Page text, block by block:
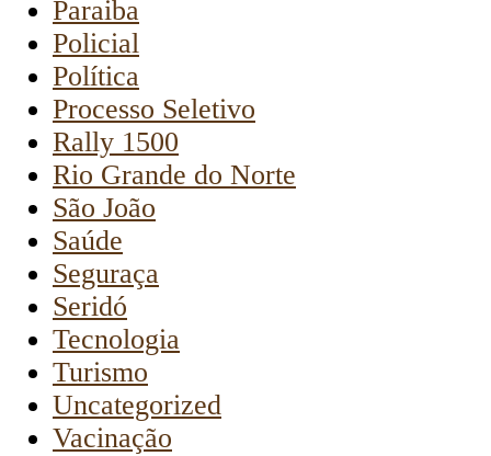
Paraiba
Policial
Política
Processo Seletivo
Rally 1500
Rio Grande do Norte
São João
Saúde
Seguraça
Seridó
Tecnologia
Turismo
Uncategorized
Vacinação